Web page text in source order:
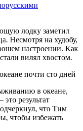
лодку заметил
Несмотря на худобу,
настроении. Как
вилял хвостом.
в океане,
результат
что Тим
чтобы избежать